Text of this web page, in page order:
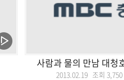
사람과 물의 만남 대청
2013.02.19 조회 3,750